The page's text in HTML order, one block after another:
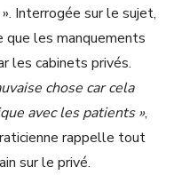
Interrogée sur le sujet,
les manquements
les cabinets privés.
chose car cela
avec les patients »,
rappelle tout
sur le privé.